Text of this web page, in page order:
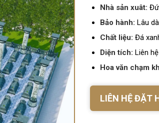
Nhà sản xuât:
Bảo hành: Lâu
Chất liệu: Đá
Diện tích: Liên
Hoa văn chạm
LIÊN HỆ ĐẶT